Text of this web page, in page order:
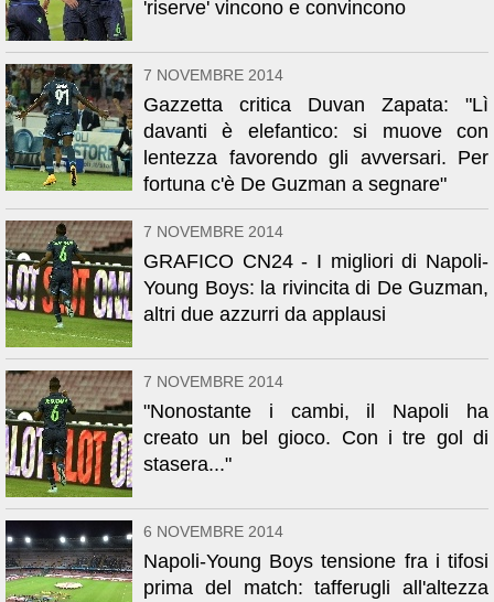
'riserve' vincono e convincono
7 NOVEMBRE 2014
Gazzetta critica Duvan Zapata: "Lì
davanti è elefantico: si muove con
lentezza favorendo gli avversari. Per
fortuna c'è De Guzman a segnare"
7 NOVEMBRE 2014
GRAFICO CN24 - I migliori di Napoli-
Young Boys: la rivincita di De Guzman,
altri due azzurri da applausi
7 NOVEMBRE 2014
"Nonostante i cambi, il Napoli ha
creato un bel gioco. Con i tre gol di
stasera..."
6 NOVEMBRE 2014
Napoli-Young Boys tensione fra i tifosi
prima del match: tafferugli all'altezza